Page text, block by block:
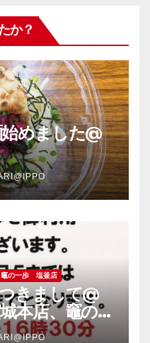
か？
めました@
竈の一歩 塩釜店
きまして@
本店、竈の一